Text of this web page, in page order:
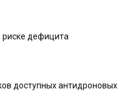
дефицита
доступных антидроновых